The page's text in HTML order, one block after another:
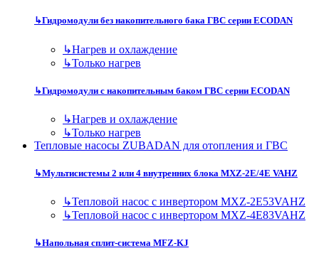
↳Гидромодули без накопительного бака ГВС серии ECODAN
↳Нагрев и охлаждение
↳Только нагрев
↳Гидромодули с накопительным баком ГВС серии ECODAN
↳Нагрев и охлаждение
↳Только нагрев
Тепловые насосы ZUBADAN для отопления и ГВС
↳Мультисистемы 2 или 4 внутренних блока MXZ-2E/4E VAHZ
↳Тепловой насос с инвертором MXZ-2E53VAHZ
↳Тепловой насос с инвертором MXZ-4E83VAHZ
↳Напольная сплит-система MFZ-KJ